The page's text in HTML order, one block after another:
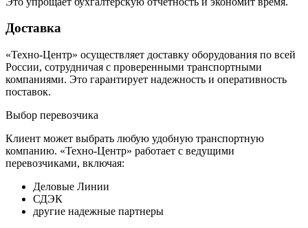
Доставка
«Техно-Центр» осуществляет доставку оборудования по всей
России, сотрудничая с проверенными транспортными
компаниями. Это гарантирует надежность и оперативность
поставок.
Выбор перевозчика
Клиент может выбрать любую удобную транспортную
компанию. «Техно-Центр» работает с ведущими
перевозчиками, включая:
Деловые Линии
СДЭК
другие надежные партнеры